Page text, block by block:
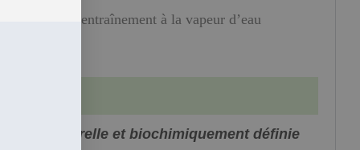
par entraînement à la vapeur d’eau
100% naturelle et biochimiquement définie